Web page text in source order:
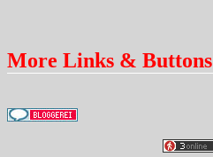
More Links & Buttons